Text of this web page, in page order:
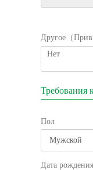
Другое（
Требования
Пол
Дата